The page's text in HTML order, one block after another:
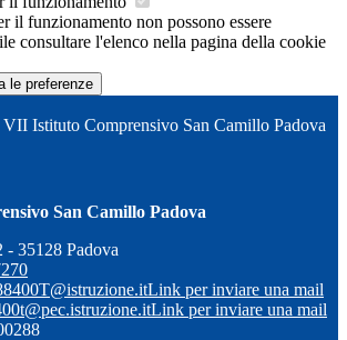
il funzionamento non possono essere
consultare l'elenco nella pagina della cookie
le preferenze
VII Istituto Comprensivo San Camillo Padova
San Camillo Padova
- 35128 Padova
Link per inviare una mail
Link per inviare una mail